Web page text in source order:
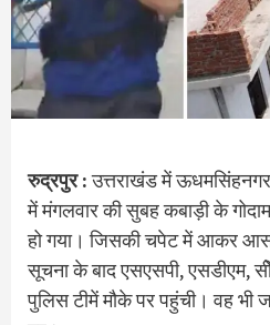
रुद्रपुर :उत्तराखंड में
में मंगलवार की सुबह कबाड़ी के
हो गया। जिसकी चपेट में आकर
सूचना के बाद एसएसपी,
पुलिस टीमें मौके पर पहुंची। वह